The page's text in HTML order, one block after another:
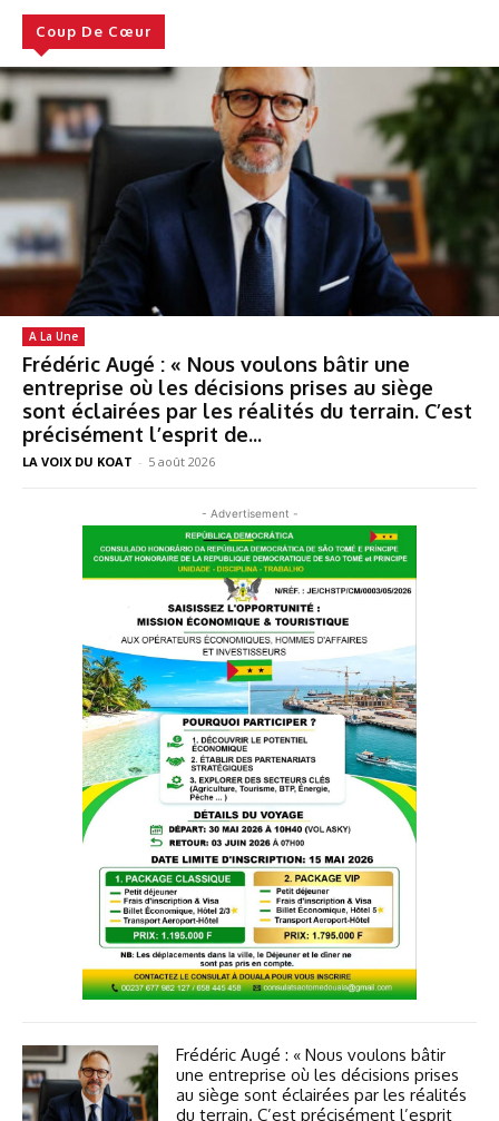
Coup De Cœur
A La Une
Frédéric Augé : « Nous voulons bâtir une
entreprise où les décisions prises au siège
sont éclairées par les réalités du terrain. C’est
précisément l’esprit de...
LA VOIX DU KOAT - 5 août 2026
- Advertisement -
Frédéric Augé : « Nous voulons bâtir
une entreprise où les décisions prises
au siège sont éclairées par les réalités
du terrain. C’est précisément l’esprit